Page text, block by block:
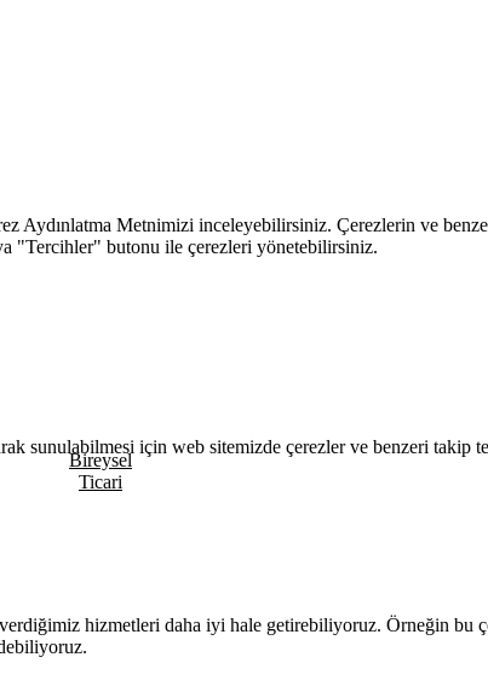
Aydınlatma Metnimizi inceleyebilirsiniz. Çerezlerin ve
"Tercihler" butonu ile çerezleri yönetebilirsiniz.
sunulabilmesi için web sitemizde çerezler ve benzeri takip
hizmetleri daha iyi hale getirebiliyoruz. Örneğin
Bireysel
Ticari